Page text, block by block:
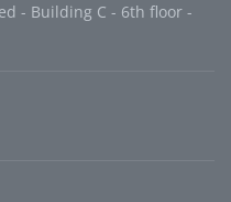
- Building C - 6th floor -